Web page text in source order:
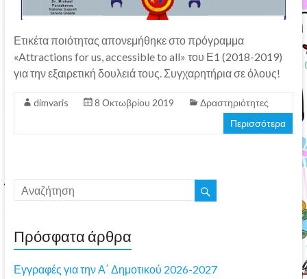
Ετικέτα ποιότητας απονεμήθηκε στο πρόγραμμα
«Attractions for us, accessible to all» του Ε1 (2018-2019)
για την εξαιρετική δουλειά τους. Συγχαρητήρια σε όλους!
dimvaris 8 Οκτωβρίου 2019
Δραστηριότητες
Περισσότερα
Πρόσφατα άρθρα
Εγγραφές για την Α΄ Δημοτικού 2026-2027